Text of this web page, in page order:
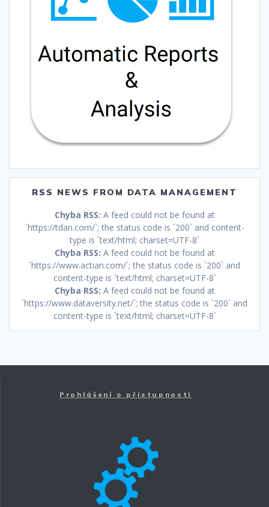
RSS NEWS FROM DATA MANAGEMENT
Chyba RSS: A feed could not be found at
`https://tdan.com/`; the status code is `200` and content-
type is `text/html; charset=UTF-8`
Chyba RSS: A feed could not be found at
`https://www.actian.com/`; the status code is `200` and
content-type is `text/html; charset=UTF-8`
Chyba RSS: A feed could not be found at
`https://www.dataversity.net/`; the status code is `200` and
content-type is `text/html; charset=UTF-8`
Prohlášení o přístupnosti